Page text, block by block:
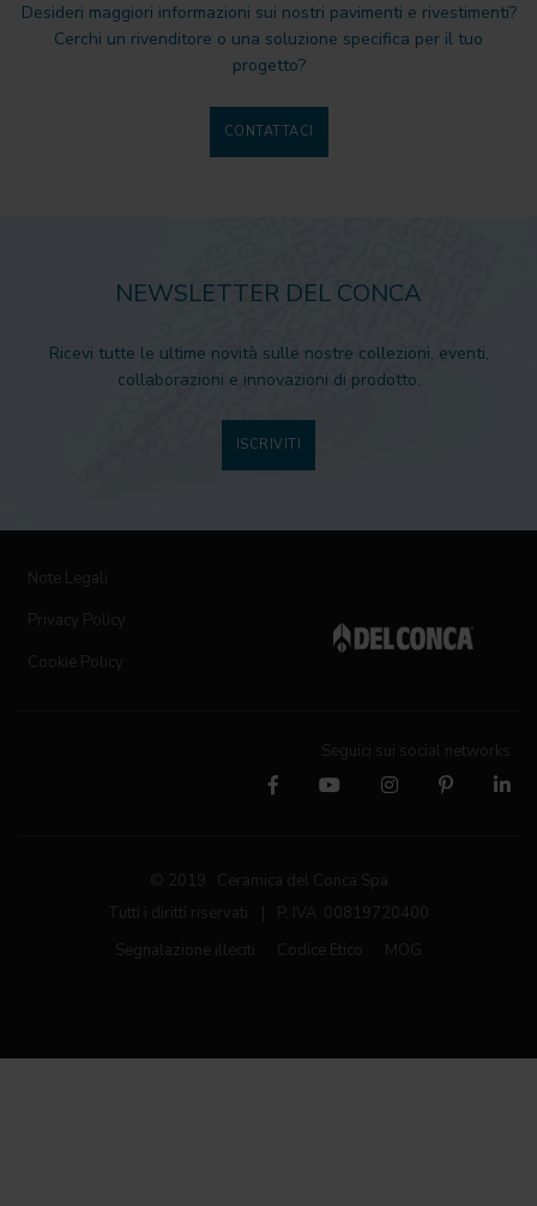
Desideri maggiori informazioni sui nostri pavimenti e rivestimenti?
Cerchi un rivenditore o una soluzione specifica per il tuo
progetto?
CONTATTACI
NEWSLETTER DEL CONCA
Ricevi tutte le ultime novità sulle nostre collezioni, eventi,
collaborazioni e innovazioni di prodotto.
ISCRIVITI
Note Legali
Privacy Policy
Cookie Policy
Seguici sui social networks
© 2019 Ceramica del Conca Spa
Tutti i diritti riservati
P. IVA 00819720400
Segnalazione illeciti
Codice Etico MOG